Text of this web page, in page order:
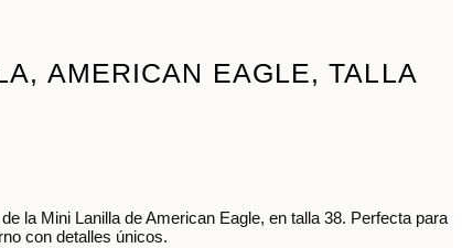
AMERICAN EAGLE, TALLA
la Mini Lanilla de American Eagle, en talla 38. Perfecta para
con detalles únicos.